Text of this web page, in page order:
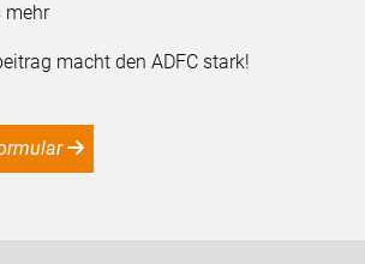
mehr
macht den ADFC stark!